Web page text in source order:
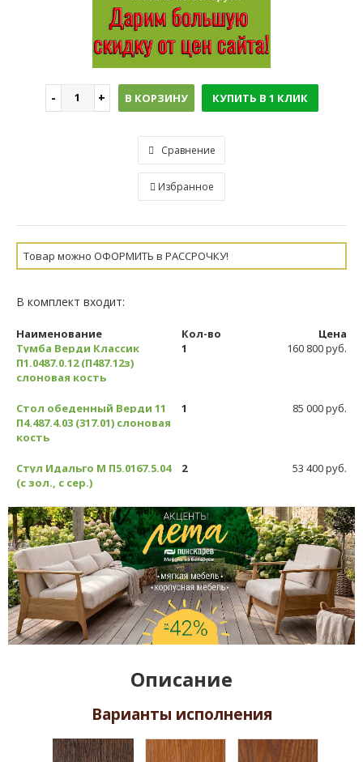
В КОРЗИНУ КУПИТЬ В 1 КЛИК
Сравнение
Избранное
Товар можно ОФОРМИТЬ в РАССРОЧКУ!
В комплект входит:
Наименование Кол-во
Цена
Тумба Верди Классик
П1.0487.0.12 (П487.12з)
слоновая кость
1 160 800 руб.
Стол обеденный Верди 11
П4.487.4.03 (317.01) слоновая
кость
1 85 000 руб.
Стул Идальго М П5.0167.5.04
(с зол., с сер.)
2 53 400 руб.
Описание
Варианты исполнения